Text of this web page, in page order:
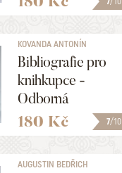
7/10
KOVANDA ANTONÍN
Bibliografie pro
knihkupce -
Odborná
literatura pro
knihkupce
180 Kč
AUGUSTIN BEDŘICH